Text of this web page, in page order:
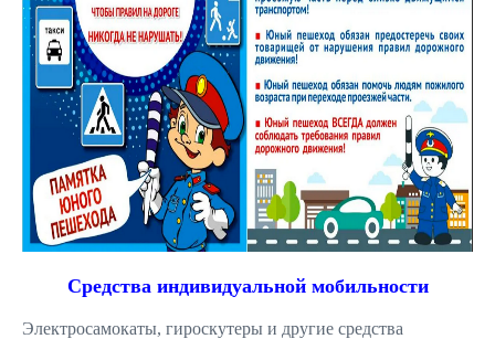
Средства индивидуальной мобильности
Электросамокаты, гироскутеры и другие средства